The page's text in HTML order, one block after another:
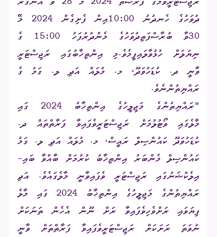
ދުވަހުގެ ހެނދުނު 10:00އިން ފެށިގެން 2024 މޭ
30ވާ ބުރާސްފަތިދުވަހުގެ މެންދުރުފަހު 15:00 ގެ
ނިޔަލަށް ހުޅުވާލައިފީމެވެ.މި އިންތިޚާބުގައި ރަޖިސްޓަރީ
ވާނީ ދ. ކުޑަހުވަދޫ، މ. މުލައް އަދި ލ. ގަމު ގެ
ރައްޔިތުންނެވެ.
"ރައްޔިތުންގެ މަޖިލީހުގެ އިންތިޚާބު 2024 ގައި
މާލެގައި ވޯޓުލުމަށް ރަޖިސްޓަރީވެފައިވާ ފަރާތްތައް ދ.
ކުޑަހުވަދޫ ކައުންސިލް ރައީސް، މ. މުލައް އަދި ލ. ގަމު
ކައުންސިލް މެންބަރު އިންތިޚާބު ކުރުމަށް ބާއްވާ ބައި-
އިލެކްޝަނުގައި ރަޖިސްޓަރީ ވެފައިވާނީ މާލެގައެވެ. އަދި
ރައްޔިތުންގެ މަޖިލީހުގެ އިންތިޚާބު 2024 ގައި މާލެ
ފިޔަވައި ރަށްވެހިވެފައިވާ ރަށް ނޫން އެހެން ތަނަކަށް
ނުވަތަ ރަށަކަށް ރަޖިސްޓަރީވެފައިވާ ފަރާތްތަށް ވާނީ